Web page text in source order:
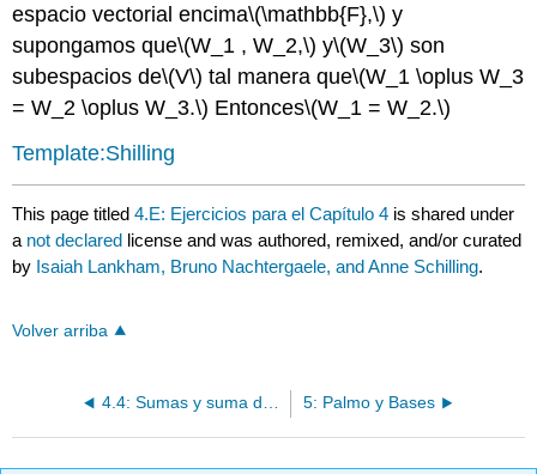
espacio vectorial encima\(\mathbb{F},\) y
supongamos que\(W_1 , W_2,\) y\(W_3\) son
subespacios de\(V\) tal manera que\(W_1 \oplus W_3
= W_2 \oplus W_3.\) Entonces\(W_1 = W_2.\)
Template:Shilling
This page titled4.E: Ejercicios para el Capítulo 4 is shared under
a not declared license and was authored, remixed, and/or curated
by Isaiah Lankham, Bruno Nachtergaele, and Anne Schilling.
Volver arriba
4.4: Sumas y suma directa 5: Palmo y Bases